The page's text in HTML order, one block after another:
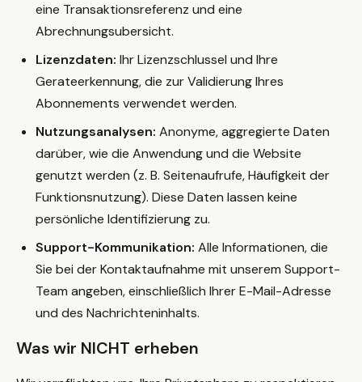
eine Transaktionsreferenz und eine
Abrechnungsubersicht.
Lizenzdaten: Ihr Lizenzschlussel und Ihre
Gerateerkennung, die zur Validierung Ihres
Abonnements verwendet werden.
Nutzungsanalysen: Anonyme, aggregierte Daten
darüber, wie die Anwendung und die Website
genutzt werden (z. B. Seitenaufrufe, Häufigkeit der
Funktionsnutzung). Diese Daten lassen keine
persönliche Identifizierung zu.
Support-Kommunikation: Alle Informationen, die
Sie bei der Kontaktaufnahme mit unserem Support-
Team angeben, einschließlich Ihrer E-Mail-Adresse
und des Nachrichteninhalts.
Was wir NICHT erheben